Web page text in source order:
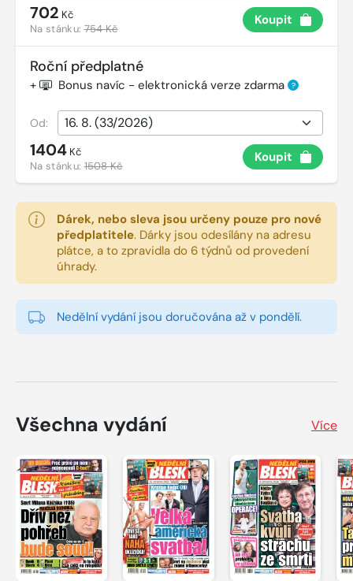
702 Kč
Na stánku:754 Kč
Koupit
Roční předplatné
+ Bonus navíc - elektronická verze zdarma ?
Od:
1404 Kč
Na stánku:1508 Kč
Koupit
Dárek, nebo sleva jsou určeny pouze pro nové
předplatitele. Dárky jsou odesílány na adresu
plátce, a to zpravidla do 6 týdnů od provedení
úhrady.
Nedělní vydání jsou doručována až v pondělí.
Všechna vydání Více